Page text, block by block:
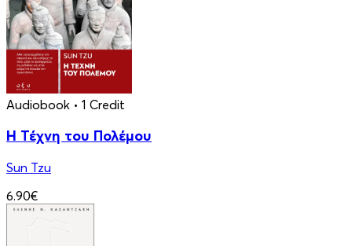
Audiobook • 1 Credit
Η Τέχνη του Πολέμου
Sun Tzu
6.90€